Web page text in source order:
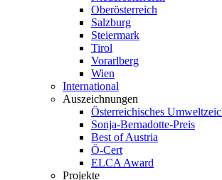
Oberösterreich
Salzburg
Steiermark
Tirol
Vorarlberg
Wien
International
Auszeichnungen
Österreichisches
Sonja-Bernadotte-Preis
Best of Austria
Ö-Cert
ELCA Award
Projekte